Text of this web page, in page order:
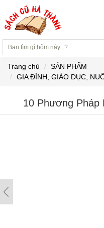
Trang chủ
SẢN PHẨM
GIA ĐÌNH, GIÁO DỤC,
10 Phương Pháp